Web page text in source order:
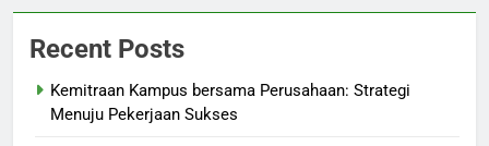
Recent Posts
Kemitraan Kampus bersama Perusahaan: Strategi
Menuju Pekerjaan Sukses